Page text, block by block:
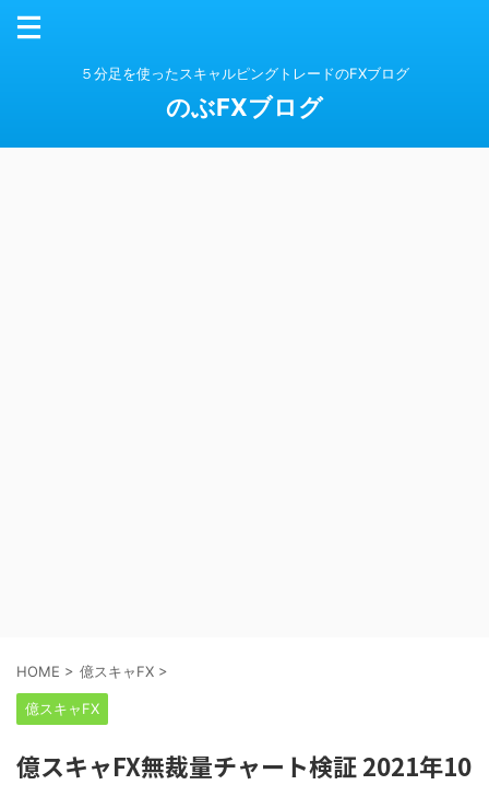
５分足を使ったスキャルピングトレードのFXブログ
のぶFXブログ
HOME > 億スキャFX >
億スキャFX
億スキャFX無裁量チャート検証 2021年10